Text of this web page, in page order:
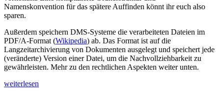
Namenskonvention für das spätere Auffinden könnt ihr euch also
sparen.
Außerdem speichern DMS-Systeme die verarbeiteten Dateien im
PDF/A-Format (Wikipedia) ab. Das Format ist auf die
Langzeitarchivierung von Dokumenten ausgelegt und speichert jede
(veränderte) Version einer Datei, um die Nachvollziehbarkeit zu
gewährleisten. Mehr zu den rechtlichen Aspekten weiter unten.
„Bye
weiterlesen